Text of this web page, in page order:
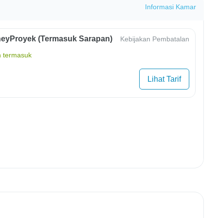
Informasi Kamar
(Termasuk Sarapan) Kebijakan Pembatalan
termasuk
Lihat Tarif